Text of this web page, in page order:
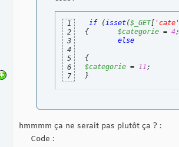
1
2
3
4
5
6
7
if (isset($_GET[ 'cate'
{
$categorie = 4
else
{
$categorie = 11
}
hmmmm ça ne serait pas plutôt ça ? :
Code :